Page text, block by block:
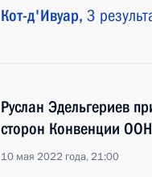
Кот-д'Ивуар, 3
Руслан Эдельгериев
сторон Конвенции
10 мая 2022 года, 21:00